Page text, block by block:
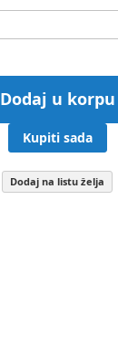
Dodaj u korpu
Kupiti sada
Dodaj na listu želja